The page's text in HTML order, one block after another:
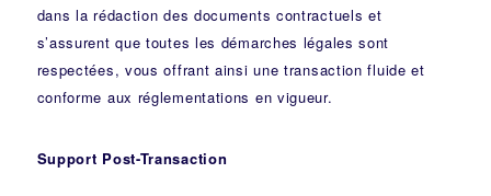
dans la rédaction des documents contractuels et
s’assurent que toutes les démarches légales sont
respectées, vous offrant ainsi une transaction fluide et
conforme aux réglementations en vigueur.
Support Post-Transaction